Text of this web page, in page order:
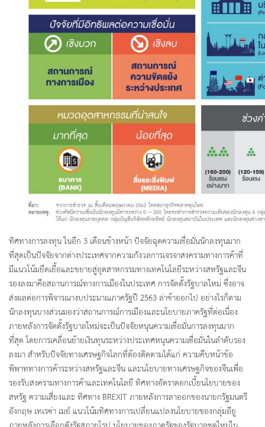
ทิศทางการลงทุน ในอีก 3 เดือนข้างหน้า ปัจจัยฉุดความเชื่อมั่นนักลงทุนมาก
ที่สุดเป็นปัจจัยจากต่างประเทศจากความกังวลการเจรจาสงครามทางการค้าที่
มีแนวโน้มยืดเยื้อและขยายสู่อุตสาหกรรมทางเทคโนโลยีระหว่างสหรัฐและจีน
รองลงมาคือสถานการณ์ทางการเมืองในประเทศ การจัดตั้งรัฐบาลใหม่ ซึ่งอาจ
ส่งผลต่อการพิจารณางบประมาณภาครัฐปี 2563 ล่าช้าออกไป อย่างไรก็ตาม
นักลงทุนบางส่วนมองว่าสถานการณ์การเมืองและนโยบายภาครัฐที่ต่อเนื่อง
ภายหลังการจัดตั้งรัฐบาลใหม่จะเป็นปัจจัยหนุนความเชื่อมั่นการลงทุนมาก
ที่สุด โดยการเคลื่อนย้ายเงินทุนระหว่างประเทศหนุนความเชื่อมั่นในลำดับรอง
ลงมา สำหรับปัจจัยทางเศรษฐกิจโลกที่ต้องติดตามได้แก่ ความคืบหน้าข้อ
พิพาททางการค้าระหว่างสหรัฐและจีน และนโยบายทางเศรษฐกิจของจีนเพื่อ
รองรับสงครามทางการค้าและเทคโนโลยี ทิศทางอัตราดอกเบี้ยนโยบายของ
สหรัฐ ความเสี่ยงและ ทิศทาง BREXIT ภายหลังการลาออกของนายกรัฐมนตรี
อังกฤษ เทเรซ่า เมย์ แนวโน้มทิศทางการเปลี่ยนแปลงนโยบายของกลุ่มอียู